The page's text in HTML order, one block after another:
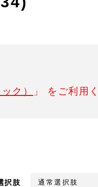
ク） 」 をご利用
択肢